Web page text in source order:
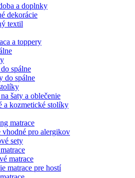
a doplnky
dekorácie
textil
a toppery
spálne
do spálne
šaty a oblečenie
a kozmetické stolíky
matrace
vhodné pro alergikov
sety
matrace
matrace pre hostí